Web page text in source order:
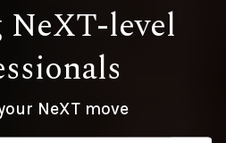
NeXT-level
NeXT move